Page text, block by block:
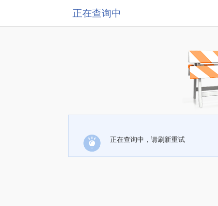
正在查询中
正在查询中，请刷新重试